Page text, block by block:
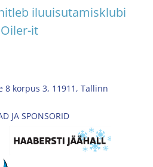
iluuisutamisklubi
Oiler-it
8 korpus 3, 11911, Tallinn
JA SPONSORID